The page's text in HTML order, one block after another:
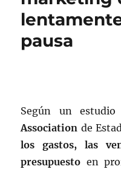
pausa
Según un
Association de
los gastos, las
presupuesto en